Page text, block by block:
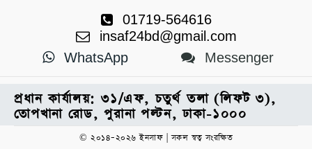
01719-564616
insaf24bd@gmail.com
WhatsApp
Messenger
প্রধান কার্যালয়: ৩১/এফ, চতুর্থ তলা (লিফট ৩),
তোপখানা রোড, পুরানা পল্টন, ঢাকা-১০০০
© ২০১৪–২০২৬ ইনসাফ | সকল স্বত্ব সংরক্ষিত